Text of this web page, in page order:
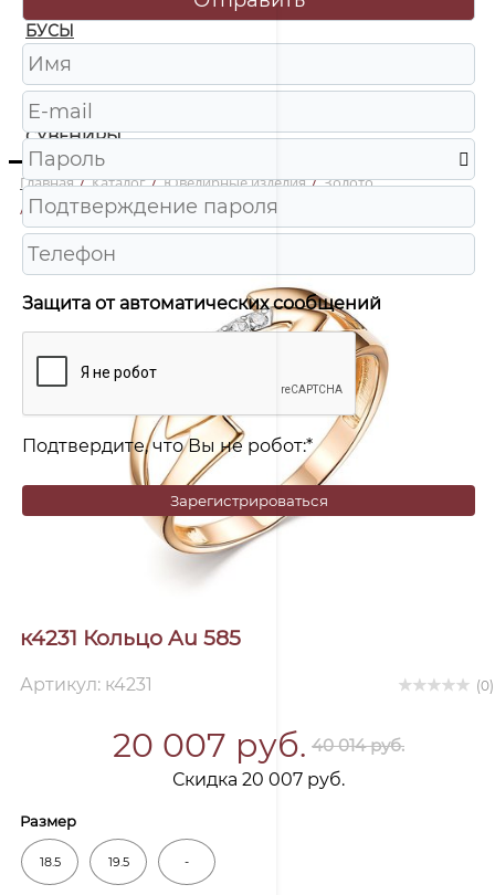
БУСЫ
ЧАСЫ
ШКАТУЛКИ
СУВЕНИРЫ
Главная / Каталог / Ювелирные изделия / Золото
/
к4231 Кольцо Au 585
к4231 Кольцо Au 585
Артикул: к4231 (0)
20 007 руб. 40 014 руб.
Скидка 20 007 руб.
Размер
18.5 19.5 -
Защита от автоматических сообщений
Подтвердите, что Вы не робот:*
Зарегистрироваться